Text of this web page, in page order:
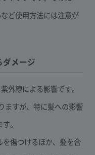
ど使用方法には注意が
ダメージ
外線による影響です。
ますが、特に髪への影響
。
を傷つけるほか、髪を合